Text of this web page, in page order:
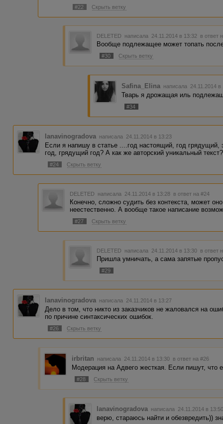
#22 Скрыть ветку
DELETED написала 24.11.2014 в 13:32 в ответ
Вообще подлежащее может топать
#30 Скрыть ветку
Safina_Elina написала 24.11.2014
Тварь я дрожащая иль
#34
lanavinogradova написала 24.11.2014 в 13:23
Если я напишу в статье ....год настоящий, год грядущий,
год, грядущий год? А как же авторский уникальный текст?
#24 Скрыть ветку
DELETED написала 24.11.2014 в 13:28 в ответ на #24
Конечно, сложно судить без контекста, может
неестественно. А вообще такое написание
#27 Скрыть ветку
DELETED написала 24.11.2014 в 13:30 в ответ
Пришла умничать, а сама запятые
#29
lanavinogradova написала 24.11.2014 в 13:27
Дело в том, что никто из заказчиков не жаловался на
по причине синтаксических ошибок.
#26 Скрыть ветку
irbritan написала 24.11.2014 в 13:30 в ответ на #26
Модерация на Адвего жесткая. Если пишут, что
#28 Скрыть ветку
lanavinogradova написала 24.11.2014 в
верю, стараюсь найти и обезвредить))